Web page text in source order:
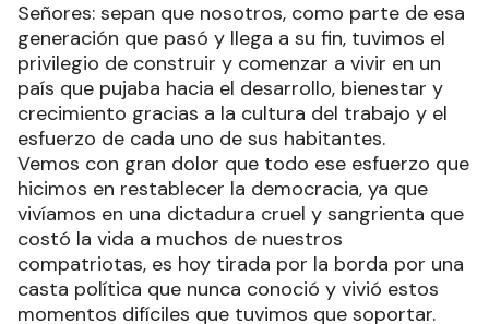
arena para hacer grande a este bendito país.
Señores: sepan que nosotros, como parte de esa
generación que pasó y llega a su fin, tuvimos el
privilegio de construir y comenzar a vivir en un
país que pujaba hacia el desarrollo, bienestar y
crecimiento gracias a la cultura del trabajo y el
esfuerzo de cada uno de sus habitantes.
Vemos con gran dolor que todo ese esfuerzo que
hicimos en restablecer la democracia, ya que
vivíamos en una dictadura cruel y sangrienta que
costó la vida a muchos de nuestros
compatriotas, es hoy tirada por la borda por una
casta política que nunca conoció y vivió estos